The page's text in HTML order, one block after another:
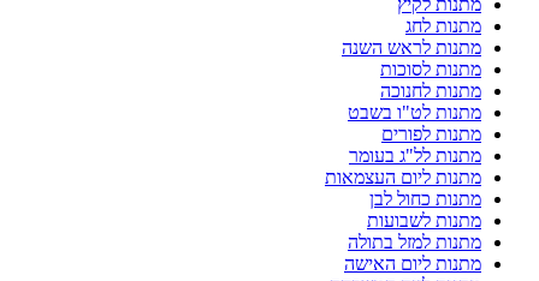
מתנות לקיץ
מתנות לחג
מתנות לראש השנה
מתנות לסוכות
מתנות לחנוכה
מתנות לט"ו בשבט
מתנות לפורים
מתנות לל"ג בעומר
מתנות ליום העצמאות
מתנות כחול לבן
מתנות לשבועות
מתנות למזל בתולה
מתנות ליום האישה